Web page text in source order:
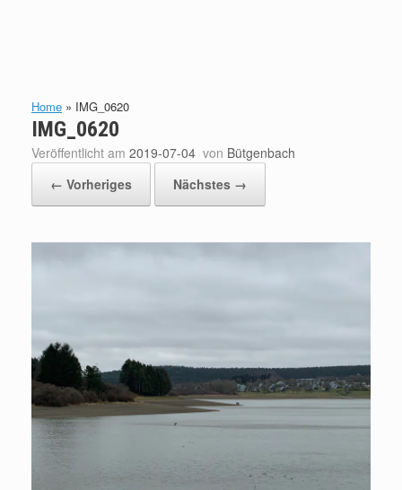
Home » IMG_0620
IMG_0620
Veröffentlicht am 2019-07-04 von Bütgenbach
← Vorheriges
Nächstes →